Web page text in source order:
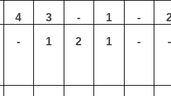
4 3 - 1 -
- 1 2 1 - -